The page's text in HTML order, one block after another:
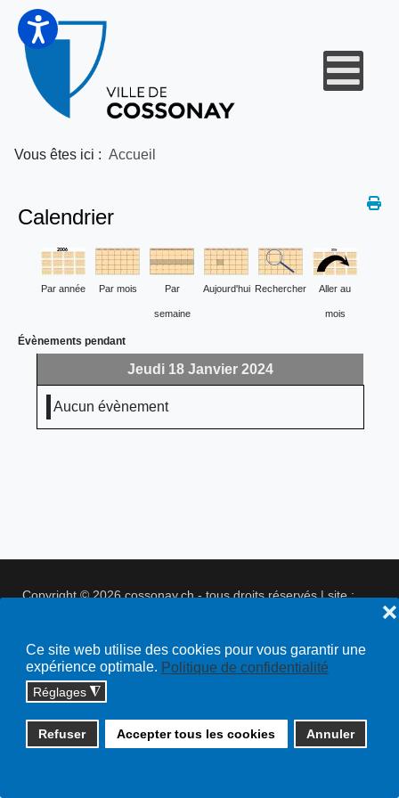
Ce site web utilise des cookies pour vous garantir une
expérience optimale. Politique de confidentialité
Réglages ◮
Refuser Accepter tous les cookies Annuler
❌
Vous êtes ici : Accueil
Calendrier
Par année Par mois Par
semaine
Aujourd'hui Rechercher Aller au
mois
Évènements pendant
Jeudi 18 Janvier 2024
Aucun évènement
Copyright © 2026 cossonay.ch - tous droits réservés | site :
Plan du site